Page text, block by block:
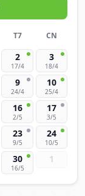
T7 CN
2
17/4
3
18/4
9
24/4
10
25/4
16
2/5
17
3/5
23
9/5
24
10/5
30
16/5
1